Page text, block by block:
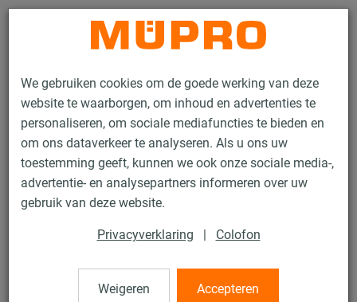
We gebruiken cookies om de goede werking van deze
website te waarborgen, om inhoud en advertenties te
personaliseren, om sociale mediafuncties te bieden en
om ons dataverkeer te analyseren. Als u ons uw
toestemming geeft, kunnen we ook onze sociale media-,
advertentie- en analysepartners informeren over uw
gebruik van deze website.
Privacyverklaring | Colofon
Weigeren Accepteren
Contact
Producten Bevestigingstechniek
Ventilatiebevestiging
Installatierails voor luchtkanaalbevestiging
MPC Zadelflens
MPC Zadelflens